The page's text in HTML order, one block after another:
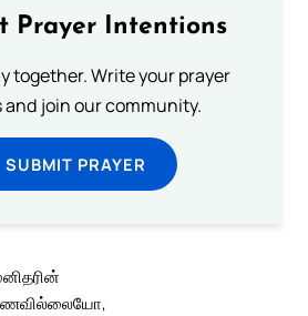
Prayer Intentions
together. Write your prayer
join our community.
SUBMIT PRAYER